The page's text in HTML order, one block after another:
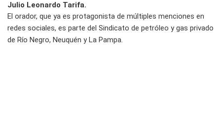
Julio Leonardo Tarifa.
El orador, que ya es protagonista de múltiples menciones en
redes sociales, es parte del Sindicato de petróleo y gas privado
de Río Negro, Neuquén y La Pampa.